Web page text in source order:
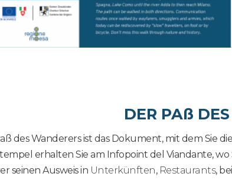
DER PAß
des Wanderers ist das Dokument, mit dem Sie
erhalten Sie am Infopoint del Viandante,
seinen Ausweis in Unterkünften,Restaurants, bei